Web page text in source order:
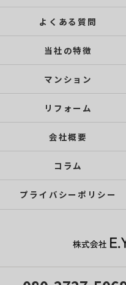
よくある質問
当社の特徴
マンション
リフォーム
会社概要
コラム
プライバシーポリシー